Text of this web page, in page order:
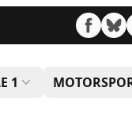
1